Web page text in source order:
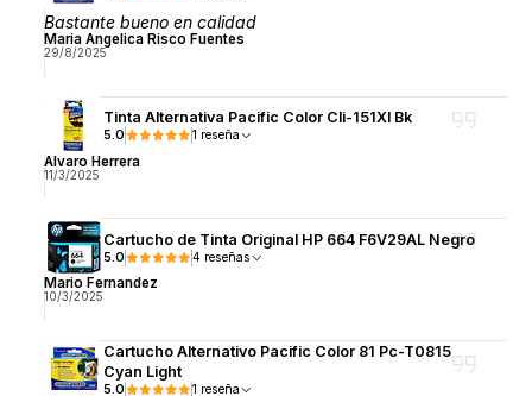
Bastante bueno en calidad
Maria Angelica Risco Fuentes
29/8/2025
Tinta Alternativa Pacific Color Cli-151Xl Bk
5.0 1 reseña
Alvaro Herrera
11/3/2025
Cartucho de Tinta Original HP 664 F6V29AL Negro
5.0 4 reseñas
Mario Fernandez
10/3/2025
Cartucho Alternativo Pacific Color 81 Pc-T0815
Cyan Light
5.0 1 reseña